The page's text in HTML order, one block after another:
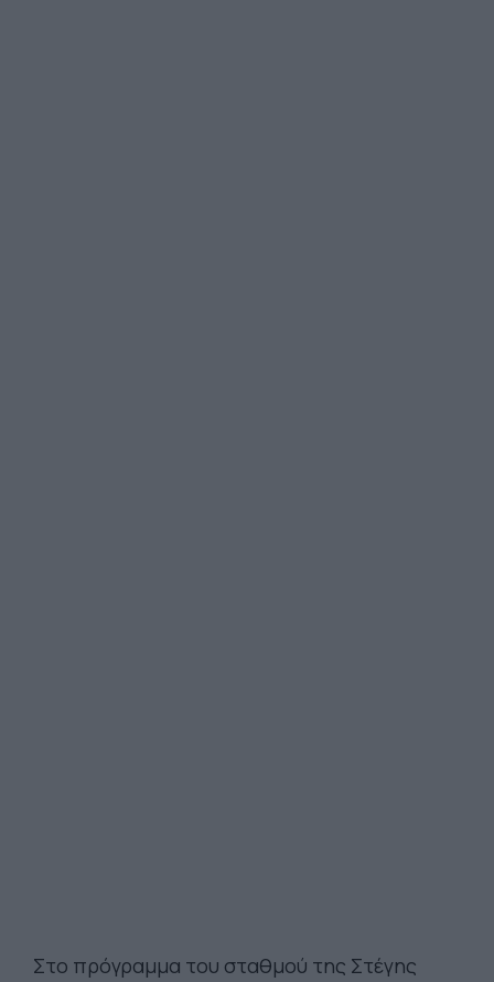
Στο πρόγραμμα του σταθμού της Στέγης